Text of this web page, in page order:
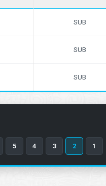
SUB
SUB
SUB
5 4 3 2 1